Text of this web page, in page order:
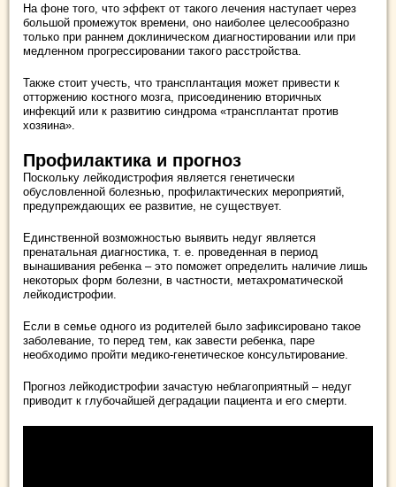
На фоне того, что эффект от такого лечения наступает через
большой промежуток времени, оно наиболее целесообразно
только при раннем доклиническом диагностировании или при
медленном прогрессировании такого расстройства.
Также стоит учесть, что трансплантация может привести к
отторжению костного мозга, присоединению вторичных
инфекций или к развитию синдрома «трансплантат против
хозяина».
Профилактика и прогноз
Поскольку лейкодистрофия является генетически
обусловленной болезнью, профилактических мероприятий,
предупреждающих ее развитие, не существует.
Единственной возможностью выявить недуг является
пренатальная диагностика, т. е. проведенная в период
вынашивания ребенка – это поможет определить наличие лишь
некоторых форм болезни, в частности, метахроматической
лейкодистрофии.
Если в семье одного из родителей было зафиксировано такое
заболевание, то перед тем, как завести ребенка, паре
необходимо пройти медико-генетическое консультирование.
Прогноз лейкодистрофии зачастую неблагоприятный – недуг
приводит к глубочайшей деградации пациента и его смерти.